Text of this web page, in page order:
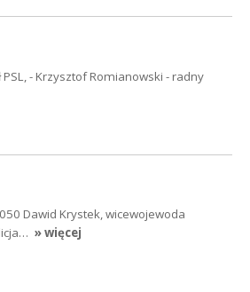
PSL, - Krzysztof Romianowski - radny
Dawid Krystek, wicewojewoda
» więcej